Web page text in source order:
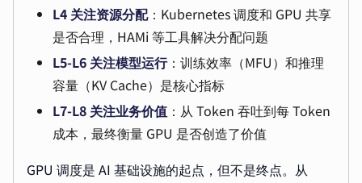
L4 关注资源分配：Kubernetes 调度和 GPU 共享
是否合理，HAMi 等工具解决分配问题
L5-L6 关注模型运行：训练效率（MFU）和推理
容量（KV Cache）是核心指标
L7-L8 关注业务价值 ：从 Token 吞吐到每 Token
成本，最终衡量 GPU 是否创造了价值
GPU 调度是 AI 基础设施的起点，但不是终点。从